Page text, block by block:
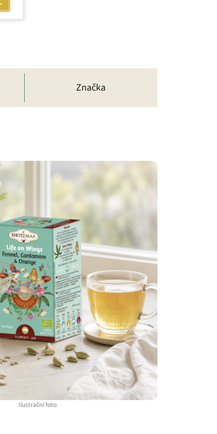
Značka
Ilustrační foto